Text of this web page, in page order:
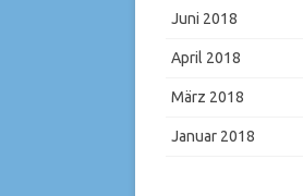
Juni 2018
April 2018
März 2018
Januar 2018